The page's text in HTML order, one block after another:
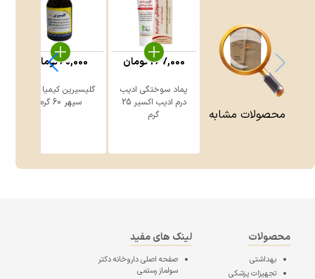
محصولات مشابه
پماد سوختگی ادیب
درم ادیب اکسیر 25
گرم
267,000تومان
گلیسیرین کیمیا دارو
سپهر 60 گرم
60,000تومان
محصولات
بهداشتی
تجهیزات پزشکی
لینک های مفید
صفحه اصلیداروخانه دکتر
سولماز رستمی